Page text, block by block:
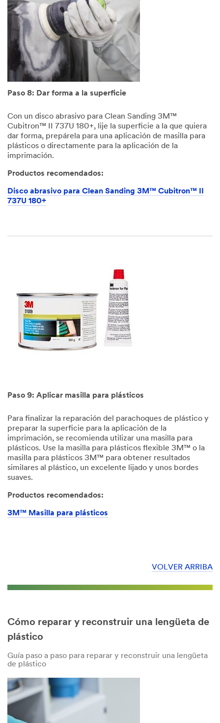
Paso 8: Dar forma a la superficie
Con un disco abrasivo para Clean Sanding 3M™
Cubitron™ II 737U 180+, lije la superficie a la que quiera
dar forma, prepárela para una aplicación de masilla para
plásticos o directamente para la aplicación de la
imprimación.
Productos recomendados:
Disco abrasivo para Clean Sanding 3M™ Cubitron™ II
737U 180+
Paso 9: Aplicar masilla para plásticos
Para finalizar la reparación del parachoques de plástico y
preparar la superficie para la aplicación de la
imprimación, se recomienda utilizar una masilla para
plásticos. Use la masilla para plásticos flexible 3M™ o la
masilla para plásticos 3M™ para obtener resultados
similares al plástico, un excelente lijado y unos bordes
suaves.
Productos recomendados:
3M™ Masilla para plásticos
VOLVER ARRIBA
Cómo reparar y reconstruir una lengüeta de
plástico
Guía paso a paso para reparar y reconstruir una lengüeta
de plástico